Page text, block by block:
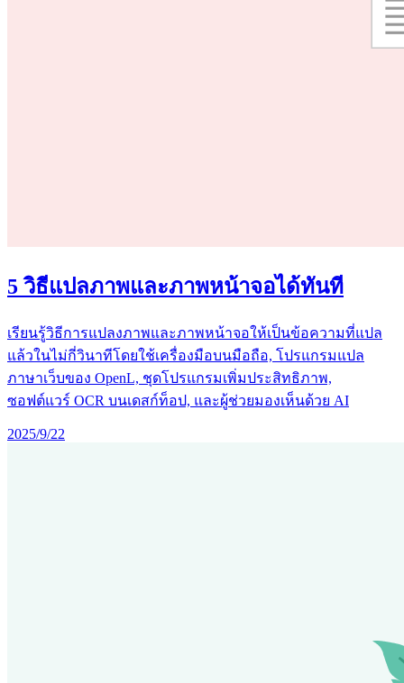
5 วิธีแปลภาพและภาพหน้าจอได้ทันที
เรียนรู้วิธีการแปลงภาพและภาพหน้าจอให้เป็นข้อความที่แปล
แล้วในไม่กี่วินาทีโดยใช้เครื่องมือบนมือถือ, โปรแกรมแปล
ภาษาเว็บของ OpenL, ชุดโปรแกรมเพิ่มประสิทธิภาพ,
ซอฟต์แวร์ OCR บนเดสก์ท็อป, และผู้ช่วยมองเห็นด้วย AI
2025/9/22